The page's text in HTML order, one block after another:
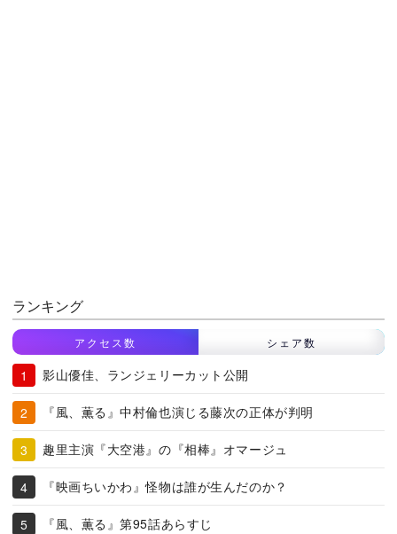
ランキング
アクセス数 シェア数
影山優佳、ランジェリーカット公開
『風、薫る』中村倫也演じる藤次の正体が判明
趣里主演『大空港』の『相棒』オマージュ
『映画ちいかわ』怪物は誰が生んだのか？
『風、薫る』第95話あらすじ